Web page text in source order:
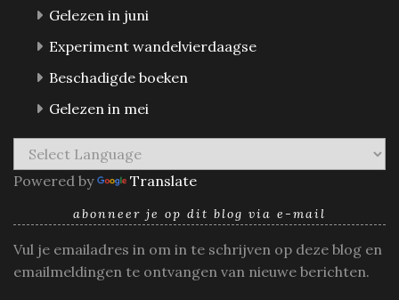
Gelezen in juni
Experiment wandelvierdaagse
Beschadigde boeken
Gelezen in mei
Powered by Translate
abonneer je op dit blog via e-mail
Vul je emailadres in om in te schrijven op deze blog en
emailmeldingen te ontvangen van nieuwe berichten.